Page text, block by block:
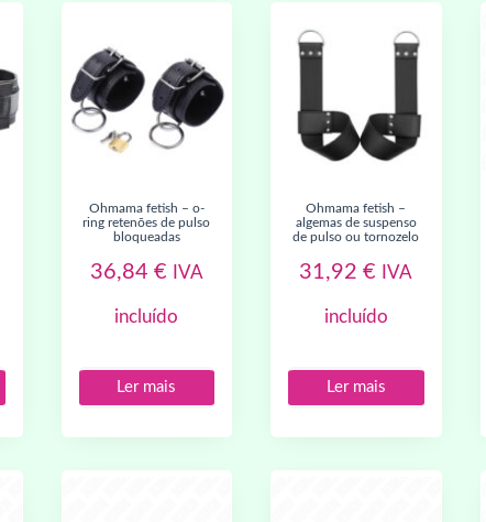
ohmama fetish – o-
ring retenões de pulso
bloqueadas
36,84 € IVA
incluído
Ler mais
ohmama fetish –
algemas de suspenso
de pulso ou tornozelo
31,92€ IVA
incluído
Ler mais